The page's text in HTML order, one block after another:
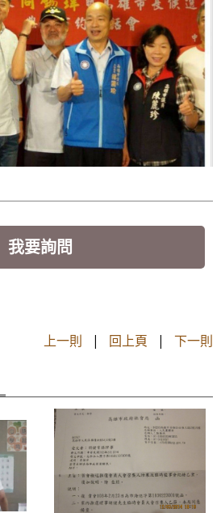
我要詢問
上一則 | 回上頁 | 下一則